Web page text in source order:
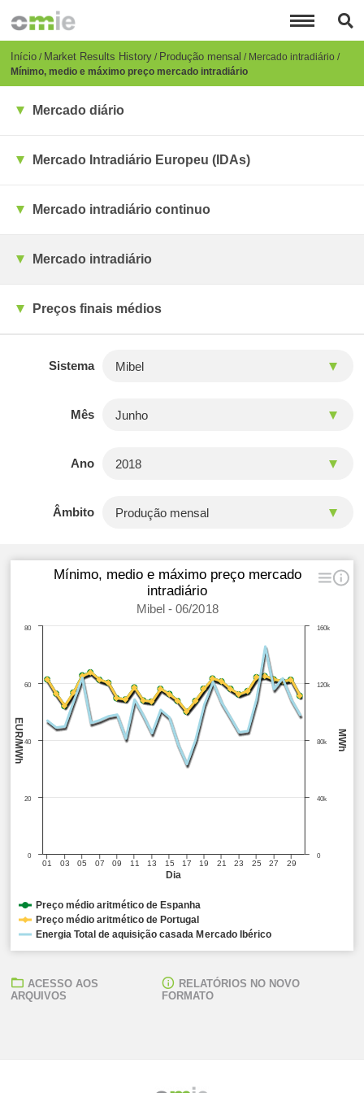
para
conteúdo
principal
Breadcrumb
Início Market Results History Produção mensal
Mercado intradiário
Mínimo, medio e máximo preço mercado intradiário
Mercado diário
Mercado Intradiário Europeu (IDAs)
Mercado intradiário continuo
Mercado intradiário
Preços finais médios
Sistema
Mês
Ano
Âmbito
Dia
MWh
EUR/MWh
Mínimo, medio e máximo preço mercado
intradiário
Mibel - 06/2018
01 07 13 19 25
03 05 09 11 15 17 21 23 27 29
0
120k
40k
80k
160k
0
60
20
40
80
Preço médio aritmético de Espanha
Preço médio aritmético de Portugal
Energia Total de aquisição casada Mercado Ibérico
ACESSO AOS
ARQUIVOS
RELATÓRIOS NO NOVO
FORMATO